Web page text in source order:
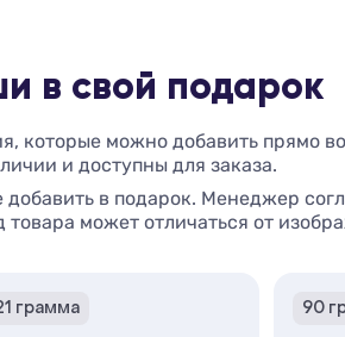
в свой подарок
которые можно добавить прямо
и доступны для заказа.
в подарок. Менеджер
может отличаться от
грамма 90